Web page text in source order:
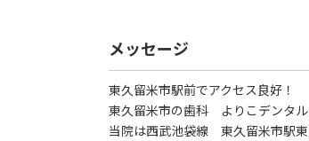
メッセージ
東久留米市駅前でアクセス良好！
東久留米市の歯科 よりこデンタル
当院は西武池袋線 東久留米市駅東